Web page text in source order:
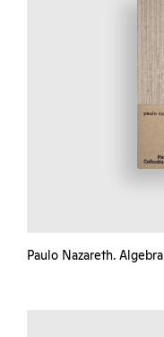
Paulo Nazareth. Algebra